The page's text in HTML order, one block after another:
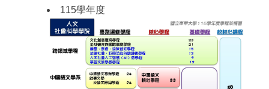
115學年度